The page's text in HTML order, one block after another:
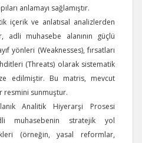
anlamayı sağlamıştır.
içerik ve anlatısal analizlerden
adli muhasebe alanının güçlü
yönleri (Weaknesses), fırsatları
(Threats) olarak sistematik
edilmiştir. Bu matris, mevcut
resmini sunmuştur.
Analitik Hiyerarşi Prosesi
muhasebenin stratejik yol
(örneğin, yasal reformlar,